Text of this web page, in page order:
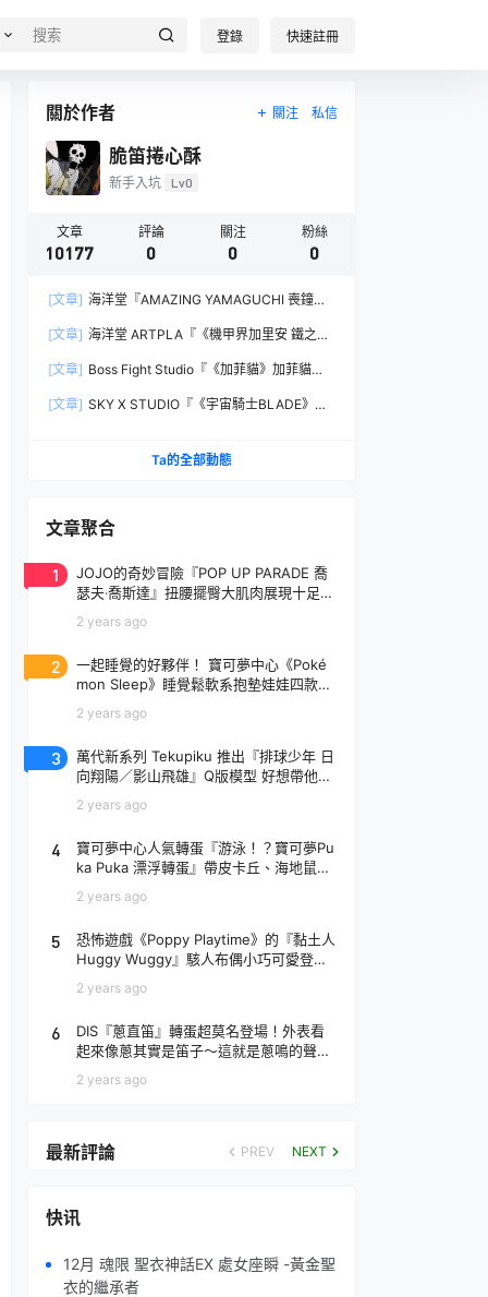
登錄 快速註冊
關於作者 關注 私信
脆笛捲心酥
新手入坑 Lv0
文章
10177
評論
0
關注
0
粉絲
0
[文章] 海洋堂『AMAZING YAMAGUCHI 喪鐘
之刃與大魄力火焰特效！
[文章] 海洋堂 ARTPLA『《機甲界加里安 鐵之紋
規再現！
[文章] Boss Fight Studio『《加菲貓》加菲貓
受到的龐大份量！
[文章] SKY X STUDIO『《宇宙騎士BLADE》
Ta的全部動態
文章聚合
1
JOJO的奇妙冒險『POP UP PARADE 喬
瑟夫‧喬斯達』扭腰擺臀大肌肉展現十足騷
2 years ago
2
一起睡覺的好夥伴！ 寶可夢中心《Poké
mon Sleep》睡覺鬆軟系抱墊娃娃四款登
2 years ago
3
萬代新系列 Tekupiku 推出『排球少年 日
向翔陽／影山飛雄』Q版模型 好想帶他出
2 years ago
4
寶可夢中心人氣轉蛋『游泳！？寶可夢Pu
ka Puka 漂浮轉蛋』帶皮卡丘、海地鼠去
2 years ago
5
恐怖遊戲《Poppy Playtime》的『黏土人
Huggy Wuggy』駭人布偶小巧可愛登
2 years ago
6
DIS『蔥直笛』轉蛋超莫名登場！外表看
起來像蔥其實是笛子～這就是蔥鳴的聲音
2 years ago
最新評論 PREV NEXT
快讯
12月 魂限 聖衣神話EX 處女座瞬 -黃金聖
衣的繼承者